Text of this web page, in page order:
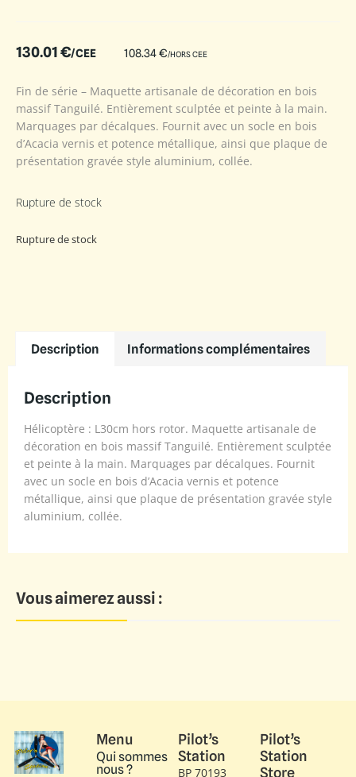
130.01€/CEE 108.34€/HORS CEE
Fin de série – Maquette artisanale de décoration en bois
massif Tanguilé. Entièrement sculptée et peinte à la main.
Marquages par décalques. Fournit avec un socle en bois
d’Acacia vernis et potence métallique, ainsi que plaque de
présentation gravée style aluminium, collée.
Rupture de stock
Rupture de stock
Description Informations complémentaires
Description
Hélicoptère : L30cm hors rotor. Maquette artisanale de
décoration en bois massif Tanguilé. Entièrement sculptée
et peinte à la main. Marquages par décalques. Fournit
avec un socle en bois d’Acacia vernis et potence
métallique, ainsi que plaque de présentation gravée style
aluminium, collée.
Vous aimerez aussi :
Menu
Qui sommes
nous ?
Pilot’s
Station
BP 70193
Pilot’s
Station
Store